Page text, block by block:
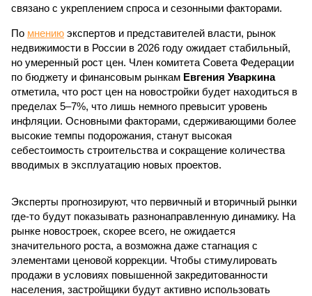
связано с укреплением спроса и сезонными факторами.
По мнению экспертов и представителей власти, рынок
недвижимости в России в 2026 году ожидает стабильный,
но умеренный рост цен. Член комитета Совета Федерации
по бюджету и финансовым рынкам Евгения Уваркина
отметила, что рост цен на новостройки будет находиться в
пределах 5–7%, что лишь немного превысит уровень
инфляции. Основными факторами, сдерживающими более
высокие темпы подорожания, станут высокая
себестоимость строительства и сокращение количества
вводимых в эксплуатацию новых проектов.
Эксперты прогнозируют, что первичный и вторичный рынки
где-то будут показывать разнонаправленную динамику. На
рынке новостроек, скорее всего, не ожидается
значительного роста, а возможна даже стагнация с
элементами ценовой коррекции. Чтобы стимулировать
продажи в условиях повышенной закредитованности
населения, застройщики будут активно использовать